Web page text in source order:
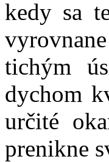
kedy sa
tichým
dychom
určité
prenikne